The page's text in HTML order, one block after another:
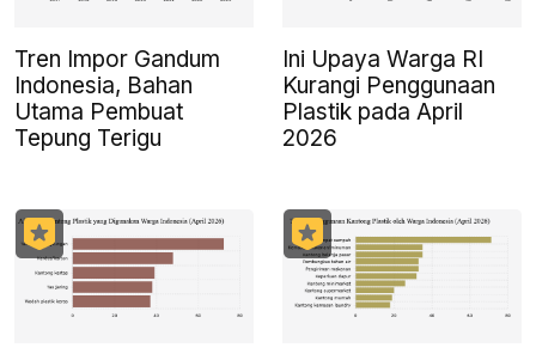
Tren Impor Gandum
Indonesia, Bahan
Utama Pembuat
Tepung Terigu
Ini Upaya Warga RI
Kurangi Penggunaan
Plastik pada April
2026